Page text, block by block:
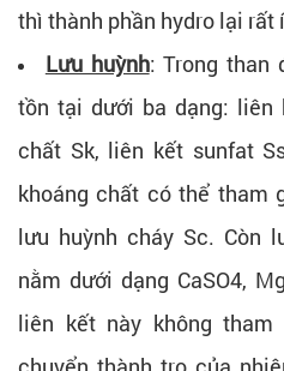
thì thành phần hydro lại rất
Lưu huỳnh: Trong than
tồn tại dưới ba dạng: liên
chất Sk, liên kết sunfat
khoáng chất có thể tham
lưu huỳnh cháy Sc. Còn
nằm dưới dạng CaSO4,
liên kết này không